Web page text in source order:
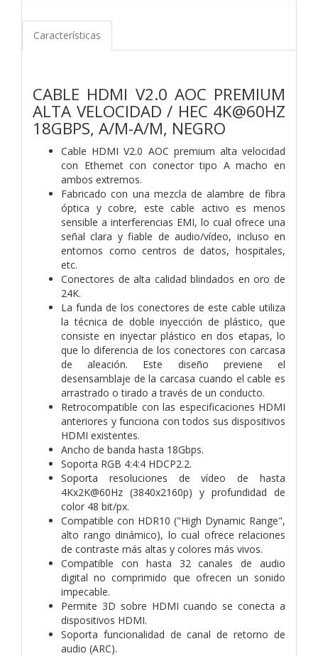
Características
CABLE HDMI V2.0 AOC PREMIUM
ALTA VELOCIDAD / HEC 4K@60HZ
18GBPS, A/M-A/M, NEGRO
Cable HDMI V2.0 AOC premium alta velocidad
con Ethernet con conector tipo A macho en
ambos extremos.
Fabricado con una mezcla de alambre de fibra
óptica y cobre, este cable activo es menos
sensible a interferencias EMI, lo cual ofrece una
señal clara y fiable de audio/vídeo, incluso en
entornos como centros de datos, hospitales,
etc.
Conectores de alta calidad blindados en oro de
24K.
La funda de los conectores de este cable utiliza
la técnica de doble inyección de plástico, que
consiste en inyectar plástico en dos etapas, lo
que lo diferencia de los conectores con carcasa
de aleación. Este diseño previene el
desensamblaje de la carcasa cuando el cable es
arrastrado o tirado a través de un conducto.
Retrocompatible con las especificaciones HDMI
anteriores y funciona con todos sus dispositivos
HDMI existentes.
Ancho de banda hasta 18Gbps.
Soporta RGB 4:4:4 HDCP2.2.
Soporta resoluciones de vídeo de hasta
4Kx2K@60Hz (3840x2160p) y profundidad de
color 48 bit/px.
Compatible con HDR10 ("High Dynamic Range",
alto rango dinámico), lo cual ofrece relaciones
de contraste más altas y colores más vivos.
Compatible con hasta 32 canales de audio
digital no comprimido que ofrecen un sonido
impecable.
Permite 3D sobre HDMI cuando se conecta a
dispositivos HDMI.
Soporta funcionalidad de canal de retorno de
audio (ARC).